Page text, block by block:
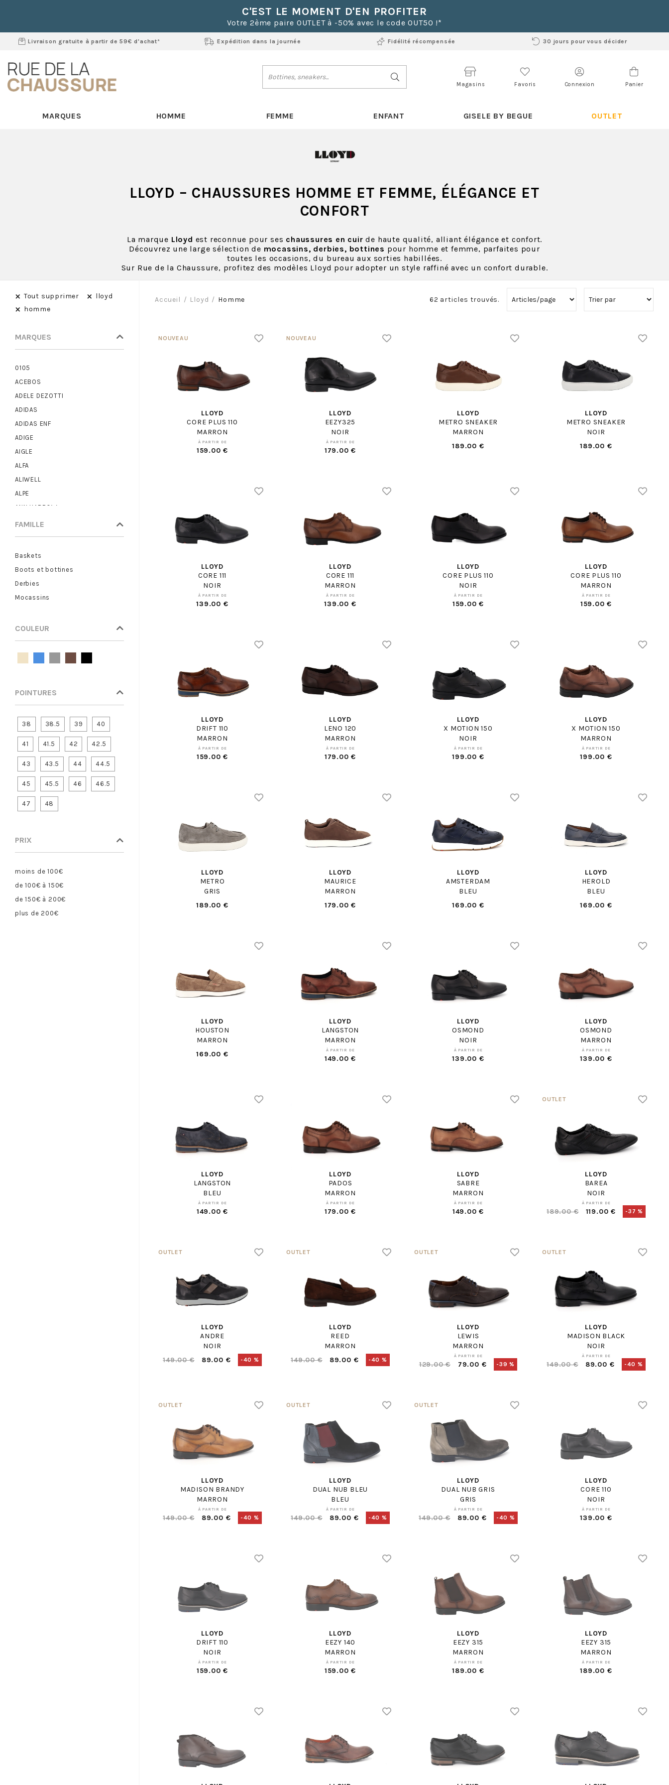
C'EST LE MOMENT D'EN PROFITER
Votre 2ème paire OUTLET à -50% avec le code OUT50 !*
Livraison gratuite à partir de 59€ d'achat* Expédition dans la journée Fidélité récompensée 30 jours pour vous décider
Magasins Favoris Connexion Panier
MARQUES HOMME FEMME ENFANT GISELE BY BEGUE OUTLET
LLOYD – CHAUSSURES HOMME ET FEMME, ÉLÉGANCE ET
CONFORT
La marque Lloyd est reconnue pour ses chaussures en cuir de haute qualité, alliant élégance et confort.
Découvrez une large sélection de mocassins, derbies, bottines pour homme et femme, parfaites pour
toutes les occasions, du bureau aux sorties habillées.
Sur Rue de la Chaussure, profitez des modèles Lloyd pour adopter un style raffiné avec un confort durable.
× Tout supprimer × lloyd
× homme
MARQUES
0105
ACEBOS
ADELE DEZOTTI
ADIDAS
ADIDAS ENF
ADIGE
AIGLE
ALFA
ALIWELL
ALPE
ANN HARROW
ANOTHER TREND
ARA
BABYBOTTE
BENSIMON
BIRKENSTOCK
BIRKENSTOCK ENF
BISGAARD
BLUNDSTONE
BLUNDSTONE ENF
BOBBIES
BRONX
BRUNOS
BULLBOXER
BULLBOXER F
CAMPER
FAMILLE
Baskets
Boots et bottines
Derbies
Mocassins
COULEUR
POINTURES
38 38.5 39 40
41 41.5 42 42.5
43 43.5 44 44.5
45 45.5 46 46.5
47 48
PRIX
moins de 100€
de 100€ à 150€
de 150€ à 200€
plus de 200€
Accueil Lloyd Homme 62 articles trouvés.
LLOYD
CORE PLUS 110
MARRON
À PARTIR DE
159.00 €
LLOYD
EEZY325
NOIR
À PARTIR DE
179.00 €
LLOYD
METRO SNEAKER
MARRON
189.00 €
LLOYD
METRO SNEAKER
NOIR
189.00 €
LLOYD
CORE 111
NOIR
À PARTIR DE
139.00 €
LLOYD
CORE 111
MARRON
À PARTIR DE
139.00 €
LLOYD
CORE PLUS 110
NOIR
À PARTIR DE
159.00 €
LLOYD
CORE PLUS 110
MARRON
À PARTIR DE
159.00 €
LLOYD
DRIFT 110
MARRON
À PARTIR DE
159.00 €
LLOYD
LENO 120
MARRON
À PARTIR DE
179.00 €
LLOYD
X MOTION 150
NOIR
À PARTIR DE
199.00 €
LLOYD
X MOTION 150
MARRON
À PARTIR DE
199.00 €
LLOYD
METRO
GRIS
189.00 €
LLOYD
MAURICE
MARRON
179.00 €
LLOYD
AMSTERDAM
BLEU
169.00 €
LLOYD
HEROLD
BLEU
169.00 €
LLOYD
HOUSTON
MARRON
169.00 €
LLOYD
LANGSTON
MARRON
À PARTIR DE
149.00 €
LLOYD
OSMOND
NOIR
À PARTIR DE
139.00 €
LLOYD
OSMOND
MARRON
À PARTIR DE
139.00 €
LLOYD
LANGSTON
BLEU
À PARTIR DE
149.00 €
LLOYD
PADOS
MARRON
À PARTIR DE
179.00 €
LLOYD
SABRE
MARRON
À PARTIR DE
149.00 €
LLOYD
BAREA
NOIR
À PARTIR DE
189.00 € 119.00 € -37 %
LLOYD
ANDRE
NOIR
149.00 €
89.00 € -40 %
LLOYD
REED
MARRON
149.00 €
89.00 € -40 %
LLOYD
LEWIS
MARRON
À PARTIR DE
129.00 € 79.00 € -39 %
LLOYD
MADISON BLACK
NOIR
À PARTIR DE
149.00 € 89.00 € -40 %
LLOYD
MADISON BRANDY
MARRON
À PARTIR DE
149.00 € 89.00 € -40 %
LLOYD
DUAL NUB BLEU
BLEU
À PARTIR DE
149.00 € 89.00 € -40 %
LLOYD
DUAL NUB GRIS
GRIS
À PARTIR DE
149.00 € 89.00 € -40 %
LLOYD
CORE 110
NOIR
À PARTIR DE
139.00 €
LLOYD
DRIFT 110
NOIR
À PARTIR DE
159.00 €
LLOYD
EEZY 140
MARRON
À PARTIR DE
159.00 €
LLOYD
EEZY 315
MARRON
À PARTIR DE
189.00 €
LLOYD
EEZY 315
MARRON
À PARTIR DE
189.00 €